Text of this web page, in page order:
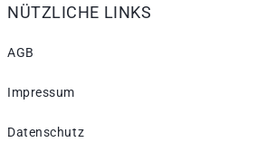
NÜTZLICHE LINKS
AGB
Impressum
Datenschutz